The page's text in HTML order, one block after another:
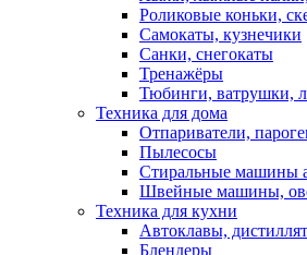
Роликовые коньки,
Самокаты, кузнечики
Санки, снегокаты
Тренажёры
Тюбинги, ватрушки,
Техника для дома
Отпариватели,
Пылесосы
Стиральные машины
Швейные машины,
Техника для кухни
Автоклавы,
Блендеры